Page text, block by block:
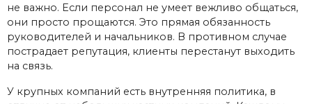
не важно. Если персонал не умеет вежливо общаться,
они просто прощаются. Это прямая обязанность
руководителей и начальников. В противном случае
пострадает репутация, клиенты перестанут выходить
на связь.
У крупных компаний есть внутренняя политика, в